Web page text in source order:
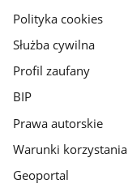
gov.pl
Polityka cookies
Służba cywilna
Profil zaufany
BIP
Prawa autorskie
Warunki korzystania
Geoportal